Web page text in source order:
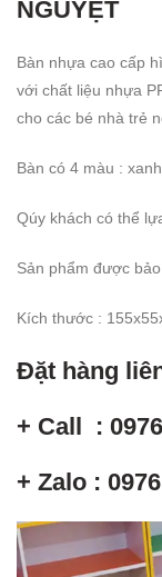
NGUYỆT
Bàn nhựa cao cấp
với chất liệu nhựa
cho các bé nhà trẻ
Bàn có 4 màu :
Qúy khách có thể
Sản phẩm được
Kích thước :
Đặt hàng
+ Call :
+ Zalo :